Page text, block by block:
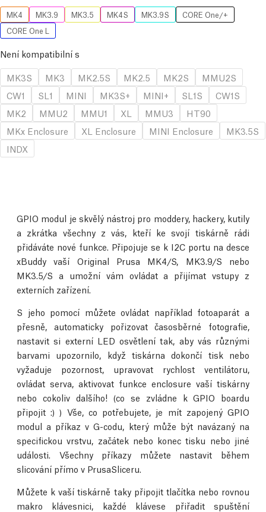
MK4 MK3.9 MK3.5 MK4S MK3.9S
CORE One/+
CORE One L
Není kompatibilní s
MK3S
MK3 MK2.5S MK2.5 MK2S
MMU2S
CW1
SL1 MINI MK3S+ MINI+ SL1S
CW1S
MK2
MMU2 MMU1 XL MMU3
HT90
MKx Enclosure
XL Enclosure MINI Enclosure
MK3.5S
INDX
GPIO modul je skvělý nástroj pro moddery, hackery, kutily
a zkrátka všechny z vás, kteří ke svojí tiskárně rádi
přidáváte nové funkce. Připojuje se k I2C portu na desce
xBuddy vaší Original Prusa MK4/S, MK3.9/S nebo
MK3.5/S a umožní vám ovládat a přijímat vstupy z
externích zařízení.
S jeho pomocí můžete ovládat například fotoaparát a
přesně, automaticky pořizovat časosběrné fotografie,
nastavit si externí LED osvětlení tak, aby vás různými
barvami upozornilo, když tiskárna dokončí tisk nebo
vyžaduje pozornost, upravovat rychlost ventilátoru,
ovládat serva, aktivovat funkce enclosure vaší tiskárny
nebo cokoliv dalšího! (co se zvládne k GPIO boardu
připojit :) ) Vše, co potřebujete, je mít zapojený GPIO
modul a příkaz v G-codu, který může být navázaný na
specifickou vrstvu, začátek nebo konec tisku nebo jiné
události. Všechny příkazy můžete nastavit během
slicování přímo v PrusaSliceru.
Můžete k vaší tiskárně taky připojit tlačítka nebo rovnou
makro klávesnici, každé klávese přiřadit spuštění